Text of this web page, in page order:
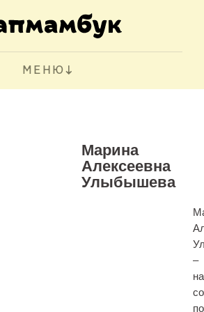
МЕНЮ
Марина
Алексеевна
Улыбышева
–